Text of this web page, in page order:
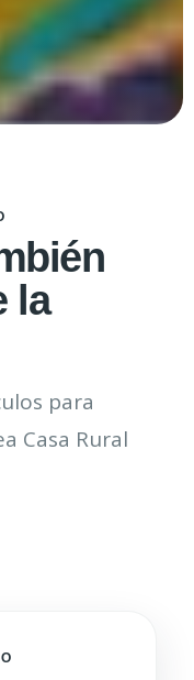
la
para
Casa Rural